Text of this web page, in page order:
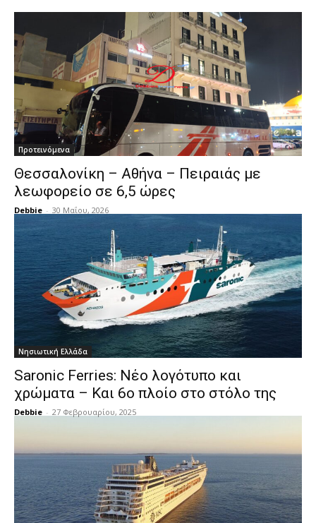
Προτεινόμενα
Θεσσαλονίκη – Αθήνα – Πειραιάς με
λεωφορείο σε 6,5 ώρες
Debbie - 30 Μαΐου, 2026
Νησιωτική Ελλάδα
Saronic Ferries: Νέο λογότυπο και
χρώματα – Και 6ο πλοίο στο στόλο της
Debbie - 27 Φεβρουαρίου, 2025